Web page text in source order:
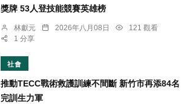
獎牌 53人登技能競賽英雄榜
林獻元 2026年八月08日
121 觀看
1 分享
社會
推動TECC戰術救護訓練不間斷 新竹市再添84名
完訓生力軍